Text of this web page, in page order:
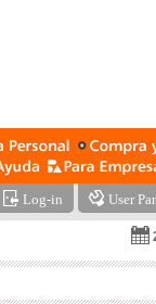
Log-in User